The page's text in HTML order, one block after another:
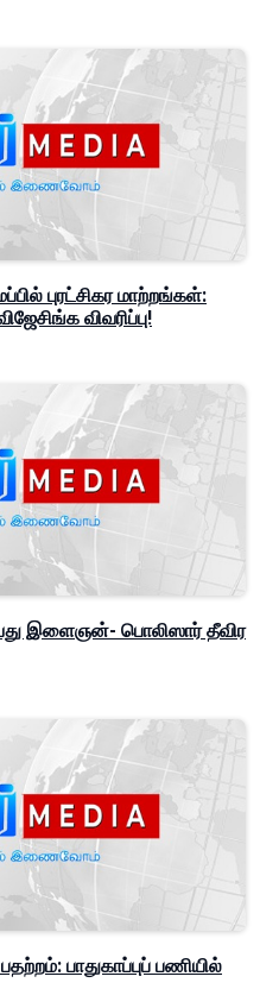
புரட்சிகர மாற்றங்கள்:
விவரிப்பு!
இளைஞன்- பொலிஸார் தீவிர
பாதுகாப்புப் பணியில்